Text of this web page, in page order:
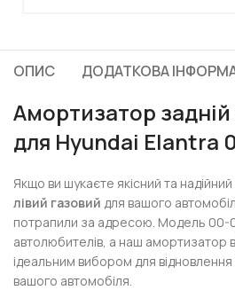
ОПИС ДОДАТКОВА
Амортизатор задній
для Hyundai Elantra
Якщо ви шукаєте якісний та надійний
лівий газовий для вашого
потрапили за адресою. Модель
автолюбителів, а наш амортизатор
ідеальним вибором для
вашого автомобіля.